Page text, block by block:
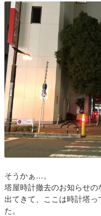
そうかぁ…。
塔屋時計撤去のお知らせ
出てきて、ここは時計塔
た。